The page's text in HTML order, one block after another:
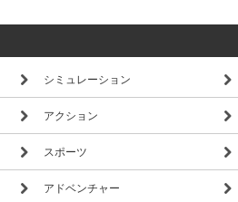
シミュレーション
アクション
スポーツ
アドベンチャー